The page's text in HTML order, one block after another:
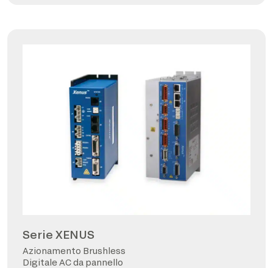
Serie XENUS
Azionamento Brushless
Digitale AC da pannello